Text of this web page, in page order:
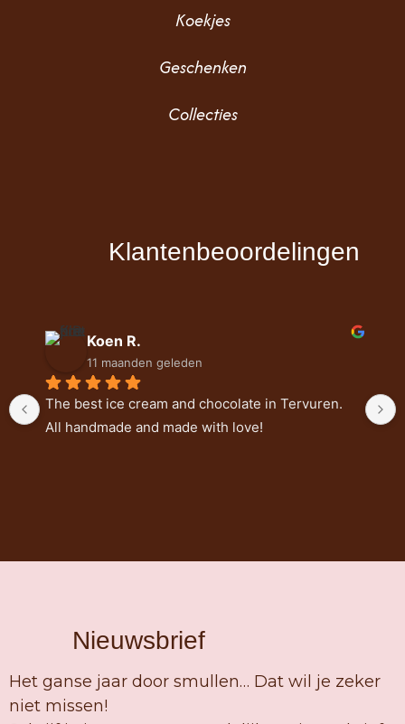
Koekjes
Geschenken
Collecties
Klantenbeoordelingen
Koen R.
11 maanden geleden
The best ice cream and chocolate in Tervuren.
All handmade and made with love!
Nieuwsbrief
Het ganse jaar door smullen… Dat wil je zeker
niet missen!